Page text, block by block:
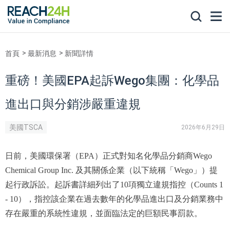
首頁 最新消息 新聞詳情
重磅！美國EPA起訴Wego集團：化學品
進出口與分銷涉嚴重違規
美國TSCA 2026年6月29日
日前，美國環保署（EPA）正式對知名化學品分銷商Wego
Chemical Group Inc. 及其關係企業（以下統稱「Wego」）提
起行政訴訟。起訴書詳細列出了10項獨立違規指控（Counts 1
- 10），指控該企業在過去數年的化學品進出口及分銷業務中
存在嚴重的系統性違規，並面臨法定的巨額民事罰款。